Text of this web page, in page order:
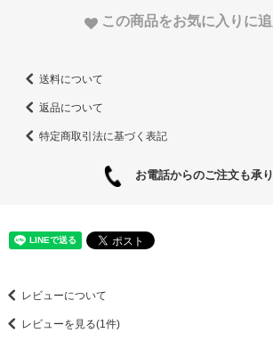
この商品をお気に入りに
送料について
返品について
特定商取引法に基づく表記
お電話からのご注文も承
レビューについて
レビューを見る(1件)